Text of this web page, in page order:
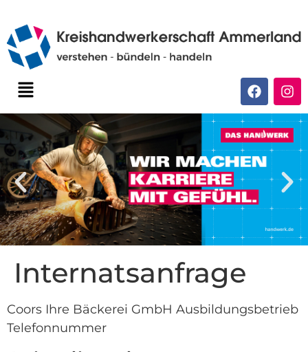
Internatsanfrage
Coors Ihre Bäckerei GmbH Ausbildungsbetrieb
Telefonnummer